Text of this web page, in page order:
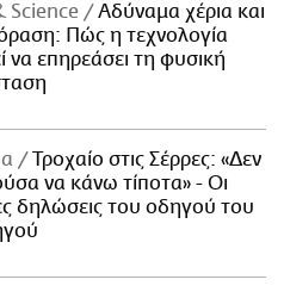
Science
Αδύναμα χέρια και
Πώς η τεχνολογία
να επηρεάσει τη φυσική
Τροχαίο στις Σέρρες: «Δεν
να κάνω τίποτα» - Οι
δηλώσεις του οδηγού του